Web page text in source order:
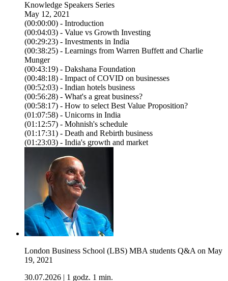
Knowledge Speakers Series
May 12, 2021
(00:00:00) - Introduction
(00:04:03) - Value vs Growth Investing
(00:29:23) - Investments in India
(00:38:25) - Learnings from Warren Buffett and Charlie
Munger
(00:43:19) - Dakshana Foundation
(00:48:18) - Impact of COVID on businesses
(00:52:03) - Indian hotels business
(00:56:28) - What's a great business?
(00:58:17) - How to select Best Value Proposition?
(01:07:58) - Unicorns in India
(01:12:57) - Mohnish's schedule
(01:17:31) - Death and Rebirth business
(01:23:03) - India's growth and market
London Business School (LBS) MBA students Q&A on May
19, 2021
30.07.2026
1 godz. 1 min.